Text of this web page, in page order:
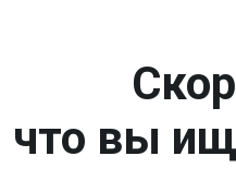
что вы